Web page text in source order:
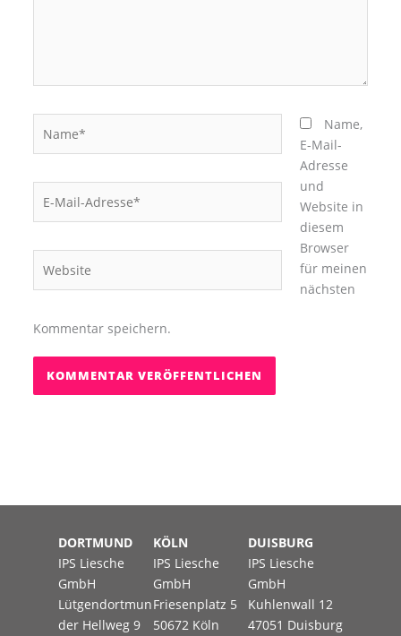
Mail-
Name,
E-Mail-
Adresse
und
Website in
diesem
Browser
für meinen
nächsten
Kommentar speichern.
DORTMUND
IPS Liesche
GmbH
Lütgendortmun
der Hellweg 9
KÖLN
IPS Liesche
GmbH
Friesenplatz 5
50672 Köln
DUISBURG
IPS Liesche
GmbH
Kuhlenwall 12
47051 Duisburg